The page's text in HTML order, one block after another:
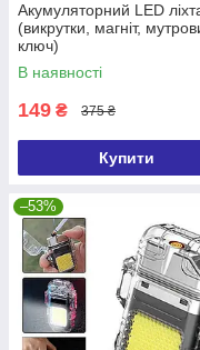
Акумуляторний LED
(викрутки, магніт,
ключ)
В наявності
149 ₴ 375 ₴
Купити
–53%